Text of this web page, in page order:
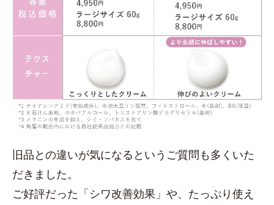
旧品との違いが気になるというご質問も多くいた
だきました。
ご好評だった「シワ改善効果」や、たっぷり使え